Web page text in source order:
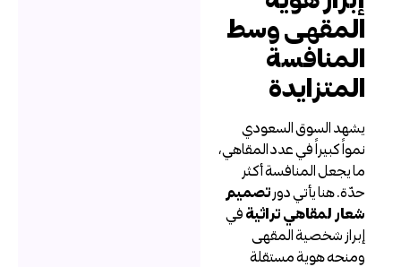
المقهى وسط
المنافسة
المتزايدة
يشهد السوق السعودي
نمواً كبيراً في عدد المقاهي،
ما يجعل المنافسة أكثر
حدّة. هنا يأتي دورتصميم
شعار لمقاهي تراثية في
إبراز شخصية المقهى
ومنحه هوية مستقلة